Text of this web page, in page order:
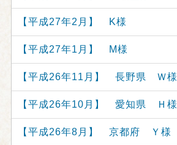
【平成27年2月】 K様
【平成27年1月】 M様
【平成26年11月】 長野県 Ｗ様
【平成26年10月】 愛知県 Ｈ様
【平成26年8月】 京都府 Ｙ様